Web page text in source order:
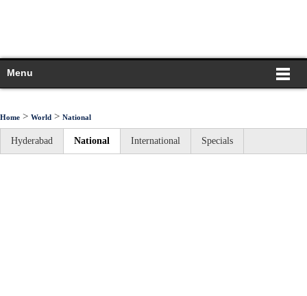
Menu
Home > World > National
Hyderabad National International Specials